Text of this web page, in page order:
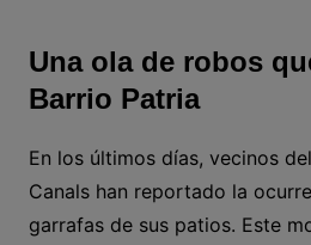
Una ola de robos
Barrio Patria
En los últimos días, vecinos
Canals han reportado la
garrafas de sus patios. Este